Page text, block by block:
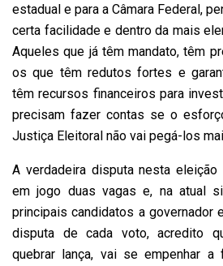
estadual e para a Câmara Federal,
certa facilidade e dentro da mais
Aqueles que já têm mandato, têm
os que têm redutos fortes e
têm recursos financeiros para
precisam fazer contas se o
Justiça Eleitoral não vai pegá-los
A verdadeira disputa nesta
em jogo duas vagas e, na atual
principais candidatos a governador
disputa de cada voto, acredito
quebrar lança, vai se empenhar